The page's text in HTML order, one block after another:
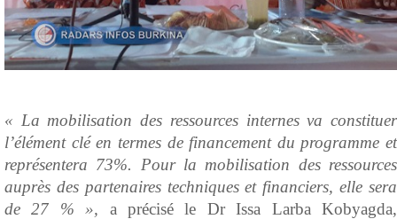
« La mobilisation des ressources internes va constituer
l’élément clé en termes de financement du programme et
représentera 73%. Pour la mobilisation des ressources
auprès des partenaires techniques et financiers, elle sera
de 27 % », a précisé le Dr Issa Larba Kobyagda,